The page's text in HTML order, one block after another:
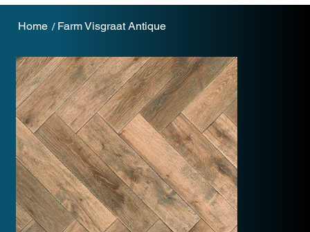
Home / Farm Visgraat Antique